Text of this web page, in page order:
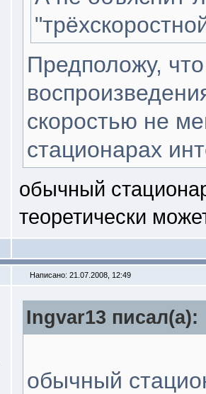
Предположу,
скоростью не
стационарах
обычный
теоретически
Написано: 21.07.2008, 12:49
Ingvar13 писал(a):
обычный